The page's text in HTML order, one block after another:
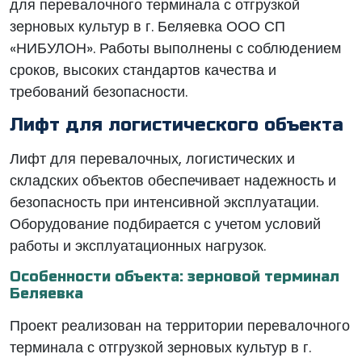
для перевалочного терминала с отгрузкой
зерновых культур в г. Беляевка ООО СП
«НИБУЛОН». Работы выполнены с соблюдением
сроков, высоких стандартов качества и
требований безопасности.
Лифт для логистического объекта
Лифт для перевалочных, логистических и
складских объектов обеспечивает надежность и
безопасность при интенсивной эксплуатации.
Оборудование подбирается с учетом условий
работы и эксплуатационных нагрузок.
Особенности объекта: зерновой терминал
Беляевка
Проект реализован на территории перевалочного
терминала с отгрузкой зерновых культур в г.